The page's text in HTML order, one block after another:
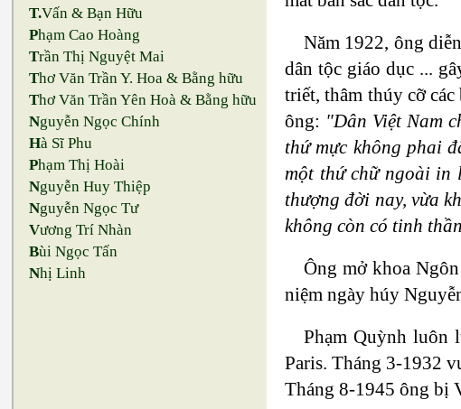
T.Vấn & Bạn Hữu
Phạm Cao Hoàng
Trần Thị Nguyệt Mai
Thơ Văn Trần Y. Hoa & Bằng hữu
Thơ Văn Trần Yên Hoà & Bằng hữu
Nguyễn Ngọc Chính
Hà Sĩ Phu
Phạm Thị Hoài
Nguyễn Huy Thiệp
Nguyễn Ngọc Tư
Vương Trí Nhàn
Bùi Ngọc Tấn
Nhị Linh
Năm 1922, ông
dân tộc giáo dục ...
triết, thâm thúy cỡ
ông: "Dân Việt Nam
thứ mực không phai
một thứ chữ ngoài in
thượng đời nay, vừa
không còn có tinh
Ông mở khoa
niệm ngày húy
Phạm Quỳnh luôn
Paris. Tháng 3-1932
Tháng 8-1945 ông bị